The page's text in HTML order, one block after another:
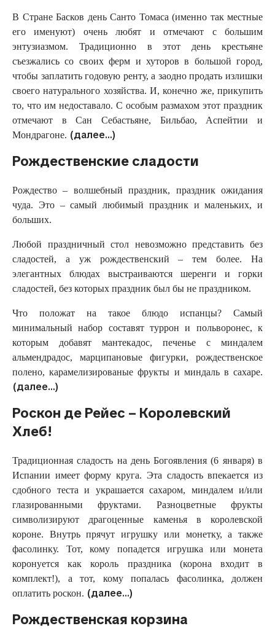
В Стране Басков день Санто Томаса (именно так местные
его именуют) очень любят и отмечают с большим
энтузиазмом. Традиционно в этот день крестьяне
съезжались со своих ферм и хуторов в большой город,
чтобы заплатить годовую ренту, а заодно продать излишки
своего натурального хозяйства. И, конечно же, прикупить
то, что им недоставало. С особым размахом этот праздник
отмечают в Сан Себастьяне, Бильбао, Аспейтии и
Мондрагоне. (далее…)
Рождественские сладости
Рождество – волшебный праздник, праздник ожидания
чуда. Это – самый любимый праздник и маленьких, и
больших.
Любой праздничный стол невозможно представить без
сладостей, а уж рождественский – тем более. На
элегантных блюдах выстраиваются шеренги и горки
сладостей, без которых праздник был бы не праздником.
Что положат на такое блюдо испанцы? Самый
минимальный набор составят туррон и польворонес, к
которым добавят мантекадос, печенье с миндалем
альмендрадос, марципановые фигурки, рождественское
полено, карамелизированые фрукты и миндаль в сахаре.
(далее…)
Роскон де Рейес – Королевский
Хлеб!
Традиционная сладость на день Богоявления (6 января) в
Испании имеет форму круга. Эта сладость впекается из
сдобного теста и украшается сахаром, миндалем и/или
глазированными фруктами. Разноцветные фрукты
символизируют драгоценные каменья в королевской
короне. Внутрь прячут игрушку или монетку, а также
фасолинку. Тот, кому попадется игрушка или монета
коронуется как король праздника (корона входит в
комплект!), а тот, кому попалась фасолинка, должен
оплатить роскон. (далее…)
Рождественская корзина